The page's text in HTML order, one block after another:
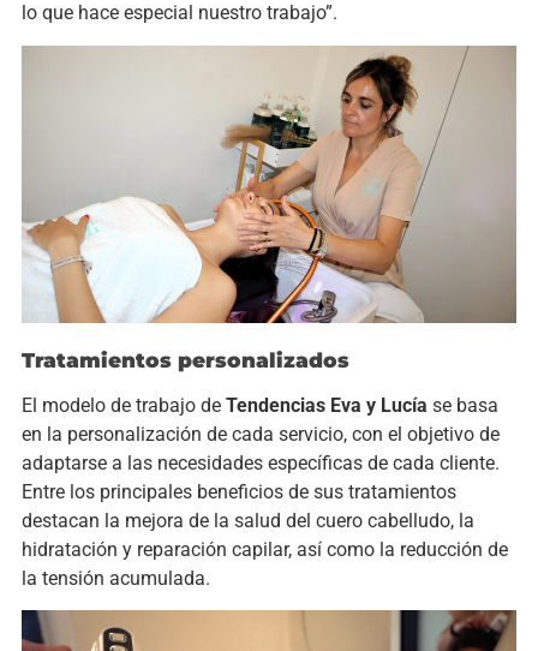
lo que hace especial nuestro trabajo”.
Tratamientos personalizados
El modelo de trabajo de Tendencias Eva y Lucía se basa
en la personalización de cada servicio, con el objetivo de
adaptarse a las necesidades específicas de cada cliente.
Entre los principales beneficios de sus tratamientos
destacan la mejora de la salud del cuero cabelludo, la
hidratación y reparación capilar, así como la reducción de
la tensión acumulada.